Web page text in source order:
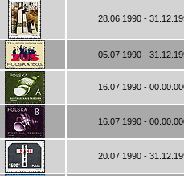
28.06.1990 -
05.07.1990 -
16.07.1990 -
16.07.1990 -
20.07.1990 -